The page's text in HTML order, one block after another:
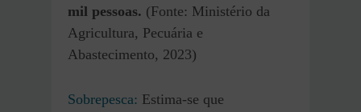
mil pessoas. (Fonte: Ministério da
Agricultura, Pecuária e
Abastecimento, 2023)
Sobrepesca: Estima-se que